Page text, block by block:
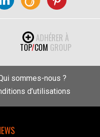
ADHÉRER À
TOP/COM GROUP
sommes-nous ?
d’utilisations